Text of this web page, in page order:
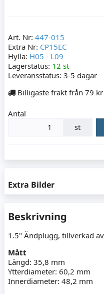
Art. Nr: 447-015
Extra Nr: CP15EC
Hylla: H05 - L09
Lagerstatus: 12 st
Leveransstatus: 3-5 dagar
Billigaste frakt från 79 kr
Antal
st
Extra Bilder
Beskrivning
1.5" Ändplugg, tillverkad
Mått
Längd: 35,8 mm
Ytterdiameter: 60,2 mm
Innerdiameter: 48,2 mm